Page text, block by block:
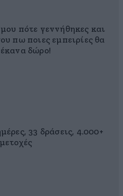
πότε γεννήθηκες και
πω ποιες εμπειρίες θα
δώρο!
33 δράσεις, 4.000+